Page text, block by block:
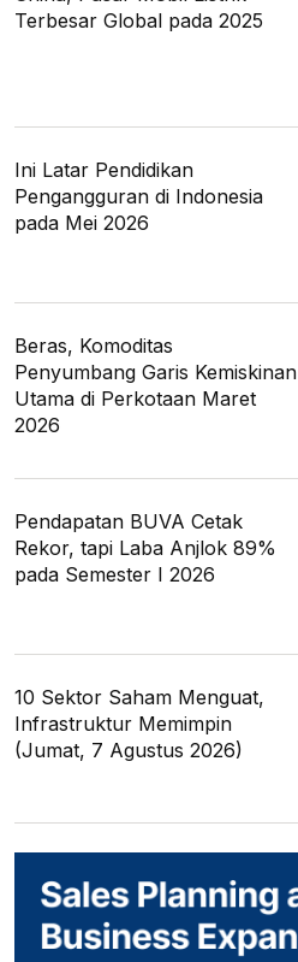
Terbesar Global pada 2025
Ini Latar Pendidikan
Pengangguran di Indonesia
pada Mei 2026
Beras, Komoditas
Penyumbang Garis Kemiskinan
Utama di Perkotaan Maret
2026
Pendapatan BUVA Cetak
Rekor, tapi Laba Anjlok 89%
pada Semester I 2026
10 Sektor Saham Menguat,
Infrastruktur Memimpin
(Jumat, 7 Agustus 2026)